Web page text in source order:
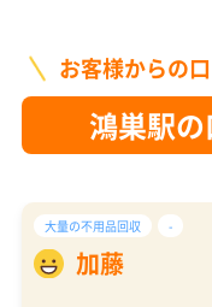
お客様からの
鴻巣駅の
大量の不用品回収 -
加藤